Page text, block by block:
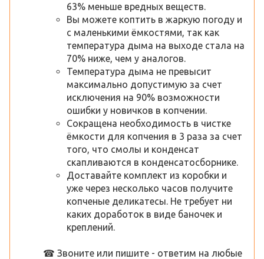
63% меньше вредных веществ.
Вы можете коптить в жаркую погоду и
с маленькими ёмкостями, так как
температура дыма на выходе стала на
70% ниже, чем у аналогов.
Температура дыма не превысит
максимально допустимую за счет
исключения на 90% возможности
ошибки у новичков в копчении.
Сокращена необходимость в чистке
ёмкости для копчения в 3 раза за счет
того, что смолы и конденсат
скапливаются в конденсатосборнике.
Доставайте комплект из коробки и
уже через несколько часов получите
копченые деликатесы. Не требует ни
каких доработок в виде баночек и
креплений.
☎ Звоните или пишите - ответим на любые